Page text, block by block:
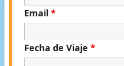
Email *
Fecha de Viaje *